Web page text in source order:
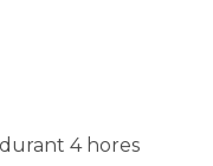
4 hores